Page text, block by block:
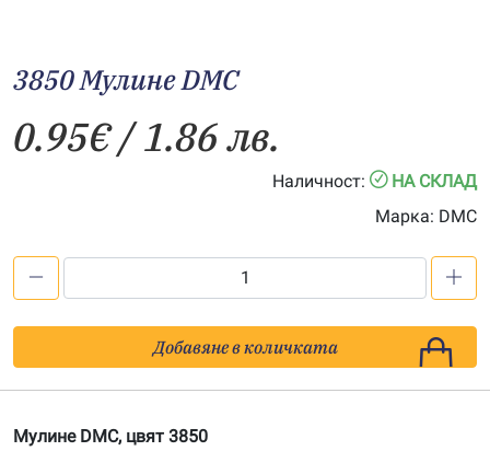
3850 Мулине DMC
0.95€/ 1.86 лв.
Наличност:
НА СКЛАД
Марка: DMC
Мулине
DMC
Добавяне в количката
Мулине DMC, цвят 3850